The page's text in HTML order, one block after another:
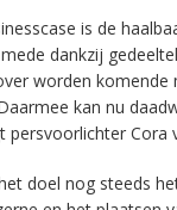
is de
dankzij
worden komende
kan nu
persvoorlichter Cora
doel nog steeds